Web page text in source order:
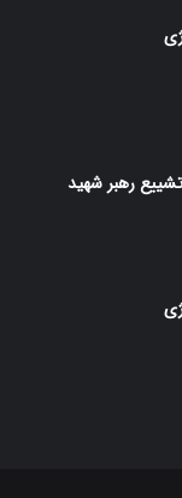
رهبر شهید